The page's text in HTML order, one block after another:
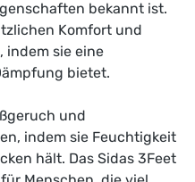
bekannt ist.
Komfort und
indem sie eine
bietet.
und
indem sie Feuchtigkeit
hält. Das Sidas 3Feet